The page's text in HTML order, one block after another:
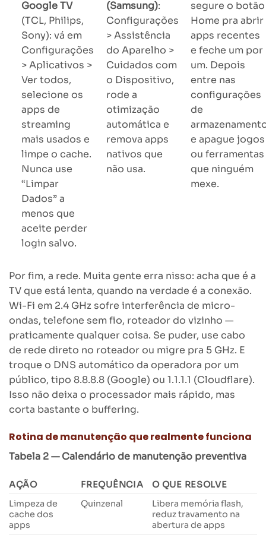
Google TV
(TCL, Philips,
Sony): vá em
Configurações
> Aplicativos >
Ver todos,
selecione os
apps de
streaming
mais usados e
limpe o cache.
Nunca use
“Limpar
Dados” a
menos que
aceite perder
login salvo.
(Samsung):
Configurações
> Assistência
do Aparelho >
Cuidados com
o Dispositivo,
rode a
otimização
automática e
remova apps
nativos que
não usa.
segure o botão
Home pra abrir
apps recentes
e feche um por
um. Depois
entre nas
configurações
de
e apague jogos
ou ferramentas
que ninguém
mexe.
Por fim, a rede. Muita gente erra nisso: acha que é a
TV que está lenta, quando na verdade é a conexão.
Wi-Fi em 2.4 GHz sofre interferência de micro-
ondas, telefone sem fio, roteador do vizinho —
praticamente qualquer coisa. Se puder, use cabo
de rede direto no roteador ou migre pra 5 GHz. E
troque o DNS automático da operadora por um
público, tipo 8.8.8.8 (Google) ou 1.1.1.1 (Cloudflare).
Isso não deixa o processador mais rápido, mas
corta bastante o buffering.
Rotina de manutenção que realmente funciona
Tabela 2 — Calendário de manutenção preventiva
AÇÃO FREQUÊNCIA
O QUE RESOLVE
Limpeza de
cache dos
apps
Quinzenal
Libera memória flash,
reduz travamento na
abertura de apps